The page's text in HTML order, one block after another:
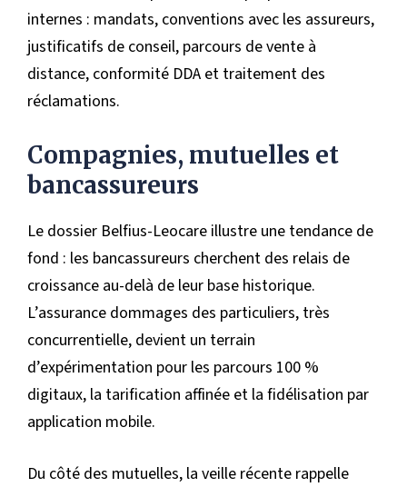
internes : mandats, conventions avec les assureurs,
justificatifs de conseil, parcours de vente à
distance, conformité DDA et traitement des
réclamations.
Compagnies, mutuelles et
bancassureurs
Le dossier Belfius-Leocare illustre une tendance de
fond : les bancassureurs cherchent des relais de
croissance au-delà de leur base historique.
L’assurance dommages des particuliers, très
concurrentielle, devient un terrain
d’expérimentation pour les parcours 100 %
digitaux, la tarification affinée et la fidélisation par
application mobile.
Du côté des mutuelles, la veille récente rappelle